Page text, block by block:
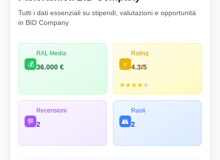
Tutti i dati essenziali su stipendi, valutazioni e opportunità
in BID Company
💰
RAL Media
36.000 € ⭐
Rating
4.3/5
💬
Recensioni
2 👥
Ruoli
2